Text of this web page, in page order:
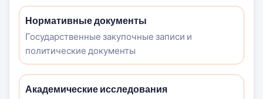
Нормативные документы
Государственные закупочные записи и
политические документы
Академические исследования